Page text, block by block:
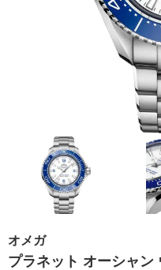
オメガ
プラネット オーシャン